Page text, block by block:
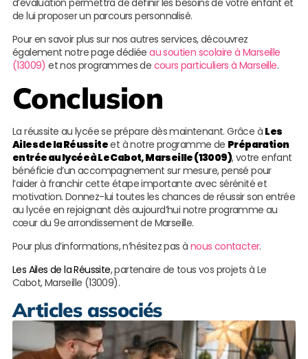
d’évaluation permettra de définir les besoins de votre enfant et
de lui proposer un parcours personnalisé.
Pour en savoir plus sur nos autres services, découvrez
également notre page dédiéeau soutien scolaire à Marseille
(13009) et nos programmes de cours particuliers à Marseille.
Conclusion
La réussite au lycée se prépare dès maintenant. Grâce à Les
Ailes de la Réussiteet à notre programme de Préparation
entrée au lycée à Le Cabot, Marseille (13009), votre enfant
bénéficie d’un accompagnement sur mesure, pensé pour
l’aider à franchir cette étape importante avec sérénité et
motivation. Donnez-lui toutes les chances de réussir son entrée
au lycée en rejoignant dès aujourd’hui notre programme au
cœur du 9e arrondissement de Marseille.
Pour plus d’informations, n’hésitez pas à nous contacter.
Les Ailes de la Réussite, partenaire de tous vos projets à Le
Cabot, Marseille (13009).
Articles associés